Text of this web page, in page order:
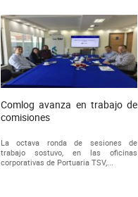
Comlog avanza en trabajo de
comisiones
La octava ronda de sesiones de
trabajo sostuvo, en las oficinas
corporativas de Portuaria TSV,...